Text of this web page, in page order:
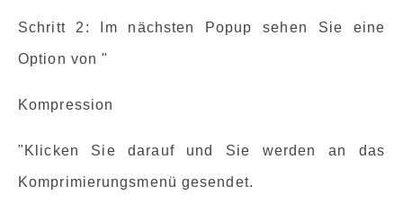
Schritt 2: Im nächsten Popup sehen Sie eine
Option von "
Kompression
"Klicken Sie darauf und Sie werden an das
Komprimierungsmenü gesendet.